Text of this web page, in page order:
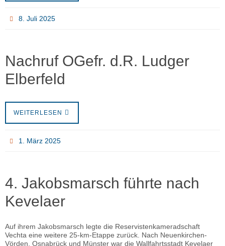
8. Juli 2025
Nachruf OGefr. d.R. Ludger
Elberfeld
WEITERLESEN
1. März 2025
4. Jakobsmarsch führte nach
Kevelaer
Auf ihrem Jakobsmarsch legte die Reservistenkameradschaft
Vechta eine weitere 25-km-Etappe zurück. Nach Neuenkirchen-
Vörden, Osnabrück und Münster war die Wallfahrtsstadt Kevelaer